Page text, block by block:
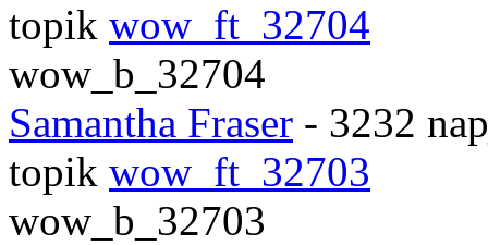
topik wow_ft_32704
wow_b_32704
Samantha Fraser - 3232
topik wow_ft_32703
wow_b_32703